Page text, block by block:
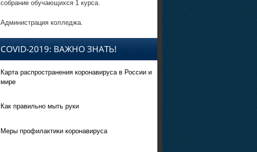
собрание обучающихся 1 курса.
Администрация колледжа.
COVID-2019: ВАЖНО ЗНАТЬ!
Карта распространения коронавируса в России и
мире
Как правильно мыть руки
Меры профилактики коронавируса